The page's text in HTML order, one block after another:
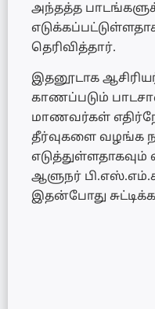
அந்தத்த
தெரிவித்தார்.
இதனூடாக
காணப்படும்
மாணவர்கள்
தீர்வுகளை வழங்க
ஆளுநர்
இதன்போது